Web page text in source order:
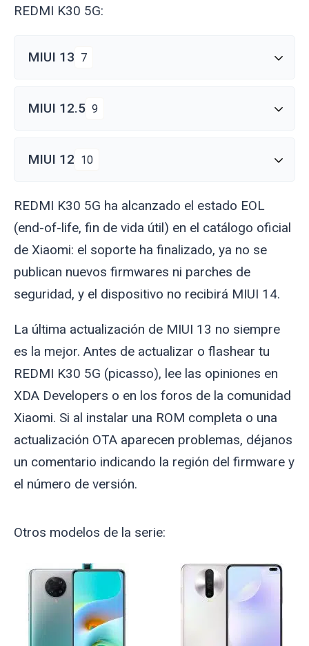
REDMI K30 5G:
MIUI 13 7
MIUI 12.5 9
MIUI 12 10
REDMI K30 5G ha alcanzado el estado EOL
(end-of-life, fin de vida útil) en el catálogo oficial
de Xiaomi: el soporte ha finalizado, ya no se
publican nuevos firmwares ni parches de
seguridad, y el dispositivo no recibirá MIUI 14.
La última actualización de MIUI 13 no siempre
es la mejor. Antes de actualizar o flashear tu
REDMI K30 5G (picasso), lee las opiniones en
XDA Developers o en los foros de la comunidad
Xiaomi. Si al instalar una ROM completa o una
actualización OTA aparecen problemas, déjanos
un comentario indicando la región del firmware y
el número de versión.
Otros modelos de la serie: